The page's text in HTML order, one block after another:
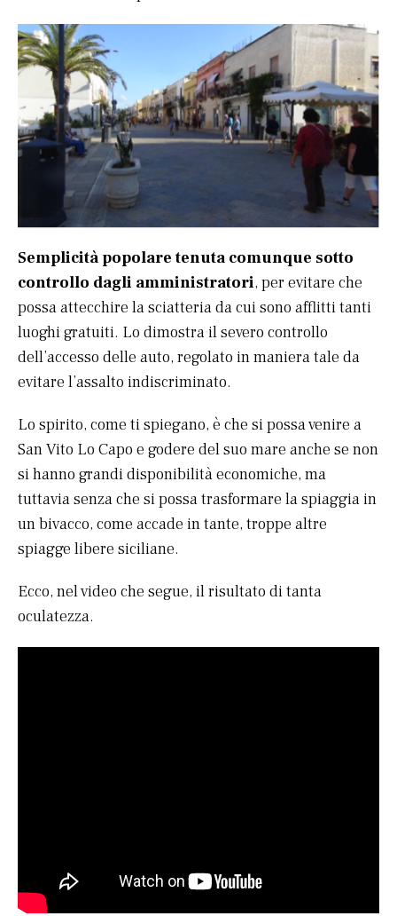
Semplicità popolare tenuta comunque sotto
controllo dagli amministratori, per evitare che
possa attecchire la sciatteria da cui sono afflitti tanti
luoghi gratuiti. Lo dimostra il severo controllo
dell’accesso delle auto, regolato in maniera tale da
evitare l’assalto indiscriminato.
Lo spirito, come ti spiegano, è che si possa venire a
San Vito Lo Capo e godere del suo mare anche se non
si hanno grandi disponibilità economiche, ma
tuttavia senza che si possa trasformare la spiaggia in
un bivacco, come accade in tante, troppe altre
spiagge libere siciliane.
Ecco, nel video che segue, il risultato di tanta
oculatezza.